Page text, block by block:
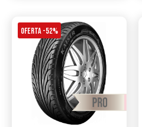
OFERTA -52%